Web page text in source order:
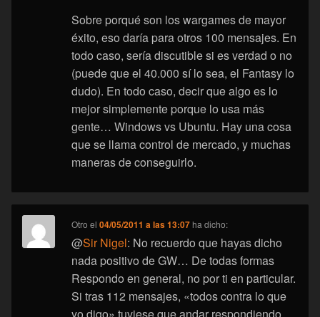
Sobre porqué son los wargames de mayor
éxito, eso daría para otros 100 mensajes. En
todo caso, sería discutible si es verdad o no
(puede que el 40.000 sí lo sea, el Fantasy lo
dudo). En todo caso, decir que algo es lo
mejor simplemente porque lo usa más
gente… Windows vs Ubuntu. Hay una cosa
que se llama control de mercado, y muchas
maneras de conseguirlo.
Otro el04/05/2011 a las 13:07 ha dicho:
@Sir Nigel: No recuerdo que hayas dicho
nada positivo de GW… De todas formas
Respondo en general, no por ti en particular.
Si tras 112 mensajes, «todos contra lo que
yo digo» tuviese que andar respondiendo